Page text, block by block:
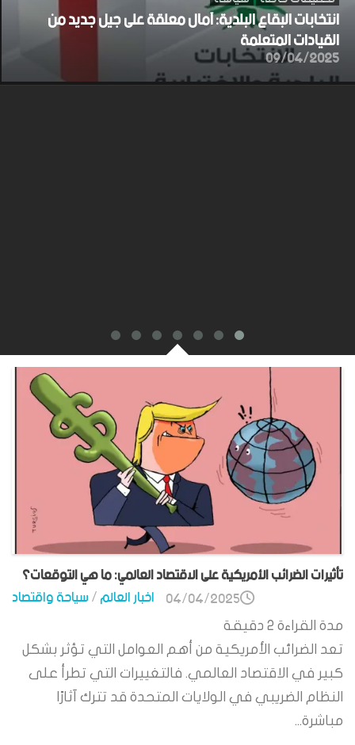
انتخابات البقاع البلدية: آمال معلقة على جيل جديد من
القيادات المتعلمة
09/04/2025
تأثيرات الضرائب الأمريكية على الاقتصاد العالمي: ما هي التوقعات؟
اخبار العالم/سياحة واقتصاد 04/04/2025
مدة القراءة 2 دقيقة
تعد الضرائب الأمريكية من أهم العوامل التي تؤثر بشكل
كبير في الاقتصاد العالمي. فالتغييرات التي تطرأ على
النظام الضريبي في الولايات المتحدة قد تترك آثارًا
مباشرة...